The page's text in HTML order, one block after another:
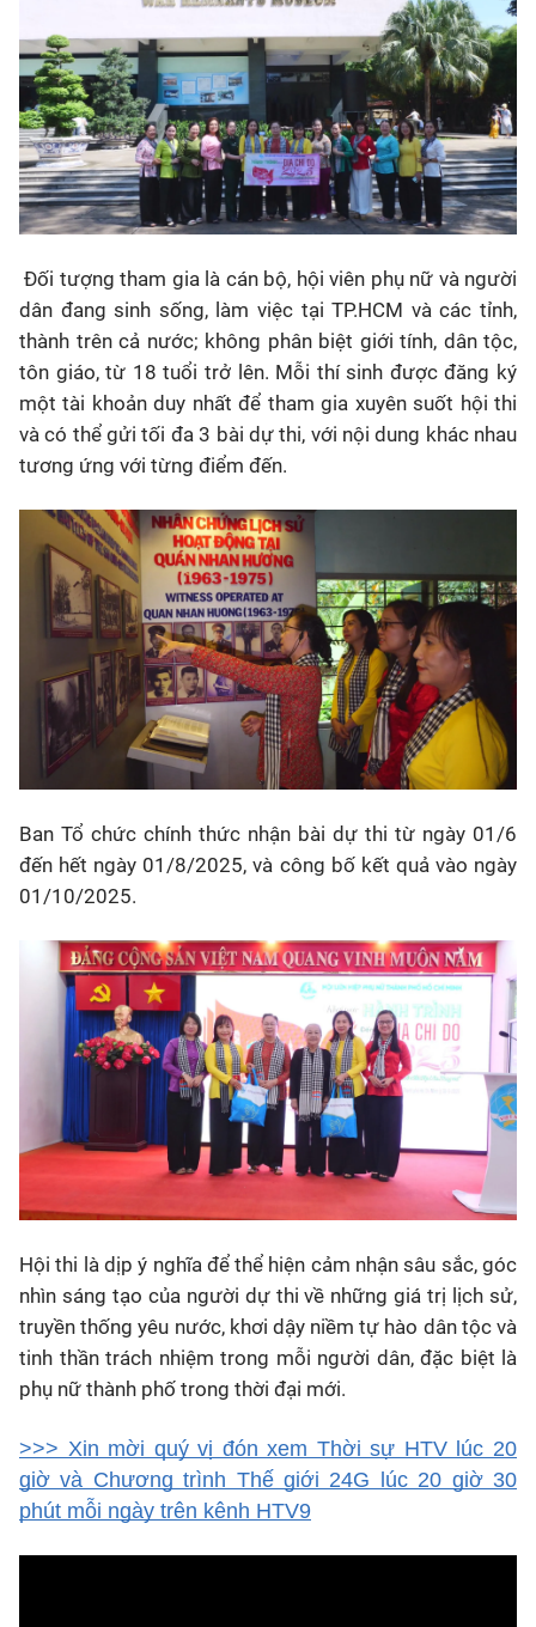
Đối tượng tham gia là cán bộ, hội viên phụ nữ và người
dân đang sinh sống, làm việc tại TP.HCM và các tỉnh,
thành trên cả nước; không phân biệt giới tính, dân tộc,
tôn giáo, từ 18 tuổi trở lên. Mỗi thí sinh được đăng ký
một tài khoản duy nhất để tham gia xuyên suốt hội thi
và có thể gửi tối đa 3 bài dự thi, với nội dung khác nhau
tương ứng với từng điểm đến.
Ban Tổ chức chính thức nhận bài dự thi từ ngày 01/6
đến hết ngày 01/8/2025, và công bố kết quả vào ngày
01/10/2025.
Hội thi là dịp ý nghĩa để thể hiện cảm nhận sâu sắc, góc
nhìn sáng tạo của người dự thi về những giá trị lịch sử,
truyền thống yêu nước, khơi dậy niềm tự hào dân tộc và
tinh thần trách nhiệm trong mỗi người dân, đặc biệt là
phụ nữ thành phố trong thời đại mới.
>>> Xin mời quý vị đón xem Thời sự HTV lúc 20
giờ và Chương trình Thế giới 24G lúc 20 giờ 30
phút mỗi ngày trên kênh HTV9